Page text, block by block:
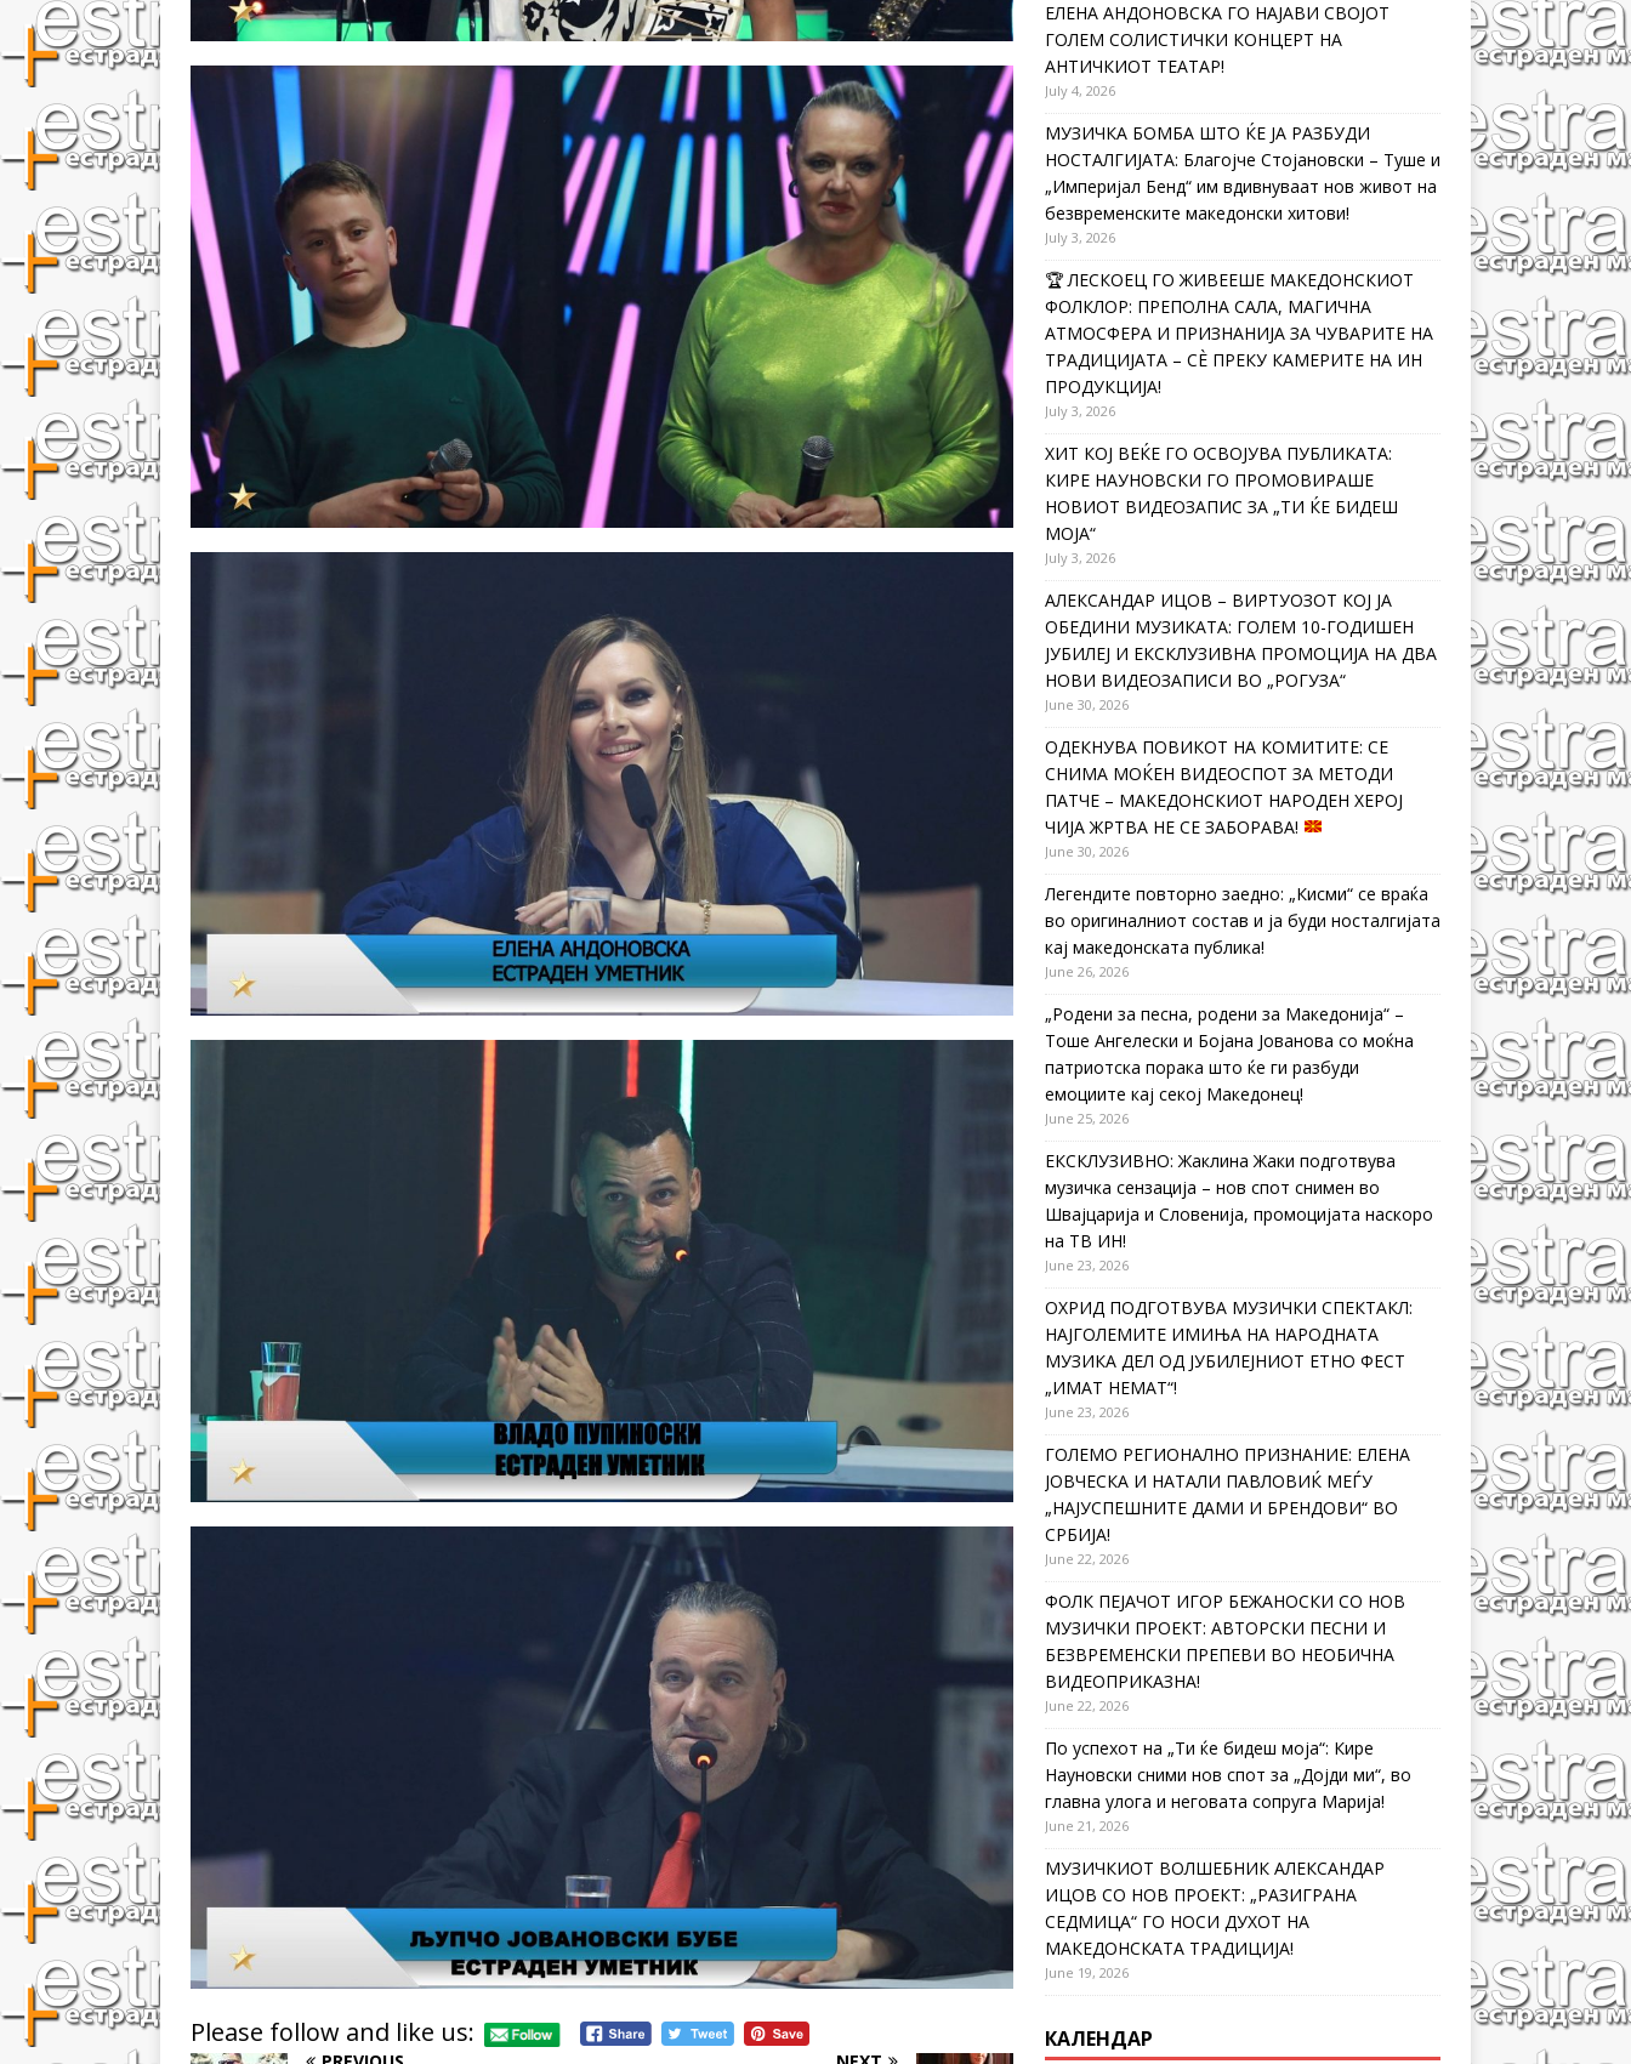
Please follow and like us:
ЕЛЕНА АНДОНОВСКА ГО НАЈАВИ СВОЈОТ
ГОЛЕМ СОЛИСТИЧКИ КОНЦЕРТ НА
АНТИЧКИОТ ТЕАТАР!
July 4, 2026
МУЗИЧКА БОМБА ШТО ЌЕ ЈА РАЗБУДИ
НОСТАЛГИЈАТА: Благојче Стојановски – Туше и
„Империјал Бенд“ им вдивнуваат нов живот на
безвременските македонски хитови!
July 3, 2026
🏆 ЛЕСКОЕЦ ГО ЖИВЕЕШЕ МАКЕДОНСКИОТ
ФОЛКЛОР: ПРЕПОЛНА САЛА, МАГИЧНА
АТМОСФЕРА И ПРИЗНАНИЈА ЗА ЧУВАРИТЕ НА
ТРАДИЦИЈАТА – СÈ ПРЕКУ КАМЕРИТЕ НА ИН
ПРОДУКЦИЈА!
July 3, 2026
ХИТ КОЈ ВЕЌЕ ГО ОСВОЈУВА ПУБЛИКАТА:
КИРЕ НАУНОВСКИ ГО ПРОМОВИРАШЕ
НОВИОТ ВИДЕОЗАПИС ЗА „ТИ ЌЕ БИДЕШ
МОЈА“
July 3, 2026
АЛЕКСАНДАР ИЦОВ – ВИРТУОЗОТ КОЈ ЈА
ОБЕДИНИ МУЗИКАТА: ГОЛЕМ 10-ГОДИШЕН
ЈУБИЛЕЈ И ЕКСКЛУЗИВНА ПРОМОЦИЈА НА ДВА
НОВИ ВИДЕОЗАПИСИ ВО „РОГУЗА“
June 30, 2026
ОДЕКНУВА ПОВИКОТ НА КОМИТИТЕ: СЕ
СНИМА МОЌЕН ВИДЕОСПОТ ЗА МЕТОДИ
ПАТЧЕ – МАКЕДОНСКИОТ НАРОДЕН ХЕРОЈ
ЧИЈА ЖРТВА НЕ СЕ ЗАБОРАВА!
June 30, 2026
Легендите повторно заедно: „Кисми“ се враќа
во оригиналниот состав и ја буди носталгијата
кај македонската публика!
June 26, 2026
„Родени за песна, родени за Македонија“ –
Тоше Ангелески и Бојана Јованова со моќна
патриотска порака што ќе ги разбуди
емоциите кај секој Македонец!
June 25, 2026
ЕКСКЛУЗИВНО: Жаклина Жаки подготвува
музичка сензација – нов спот снимен во
Швајцарија и Словенија, промоцијата наскоро
на ТВ ИН!
June 23, 2026
ОХРИД ПОДГОТВУВА МУЗИЧКИ СПЕКТАКЛ:
НАЈГОЛЕМИТЕ ИМИЊА НА НАРОДНАТА
МУЗИКА ДЕЛ ОД ЈУБИЛЕЈНИОТ ЕТНО ФЕСТ
„ИМАТ НЕМАТ“!
June 23, 2026
ГОЛЕМО РЕГИОНАЛНО ПРИЗНАНИЕ: ЕЛЕНА
ЈОВЧЕСКА И НАТАЛИ ПАВЛОВИЌ МЕЃУ
„НАЈУСПЕШНИТЕ ДАМИ И БРЕНДОВИ“ ВО
СРБИЈА!
June 22, 2026
ФОЛК ПЕЈАЧОТ ИГОР БЕЖАНОСКИ СО НОВ
МУЗИЧКИ ПРОЕКТ: АВТОРСКИ ПЕСНИ И
БЕЗВРЕМЕНСКИ ПРЕПЕВИ ВО НЕОБИЧНА
ВИДЕОПРИКАЗНА!
June 22, 2026
По успехот на „Ти ќе бидеш моја“: Кире
Науновски сними нов спот за „Дојди ми“, во
главна улога и неговата сопруга Марија!
June 21, 2026
МУЗИЧКИОТ ВОЛШЕБНИК АЛЕКСАНДАР
ИЦОВ СО НОВ ПРОЕКТ: „РАЗИГРАНА
СЕДМИЦА“ ГО НОСИ ДУХОТ НА
МАКЕДОНСКАТА ТРАДИЦИЈА!
June 19, 2026
КАЛЕНДАР